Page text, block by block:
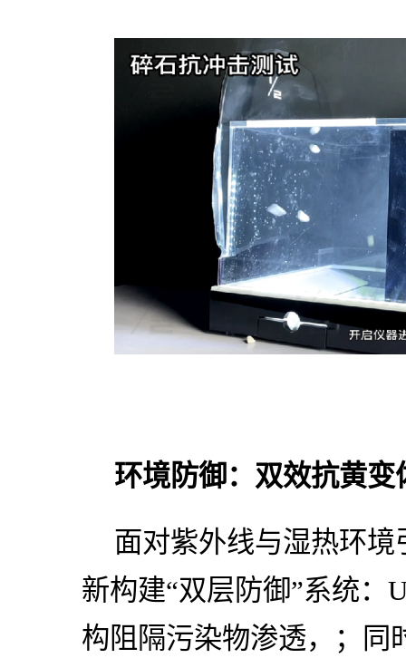
环境防御：双效抗黄变
面对紫外线与湿热环
新构建“双层防御”系统：
构阻隔污染物渗透，；同